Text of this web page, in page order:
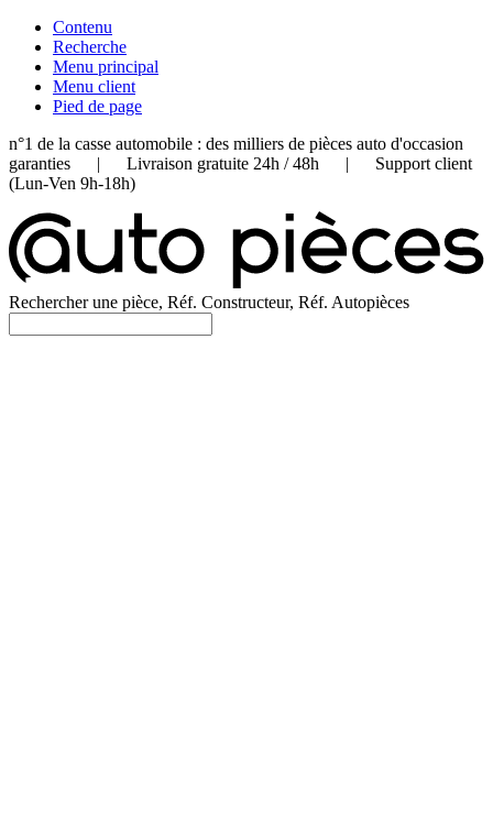
Contenu
Recherche
Menu principal
Menu client
Pied de page
n°1 de la casse automobile : des milliers de pièces auto d'occasion
garanties | Livraison gratuite 24h / 48h | Support client
(Lun-Ven 9h-18h)
Rechercher une pièce, Réf. Constructeur, Réf. Autopièces